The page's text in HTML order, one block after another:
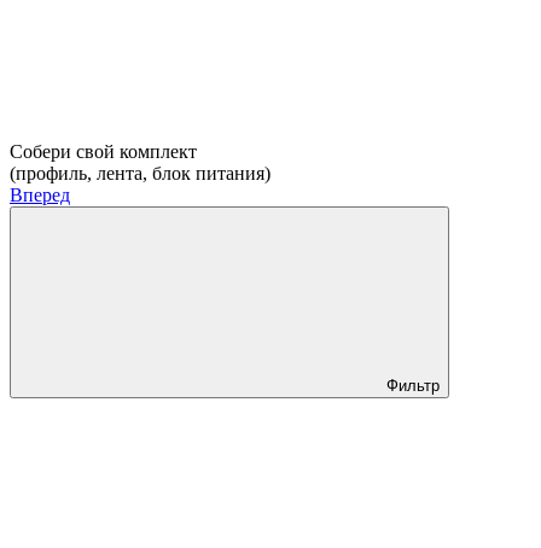
Собери свой комплект
(профиль, лента, блок питания)
Вперед
Фильтр